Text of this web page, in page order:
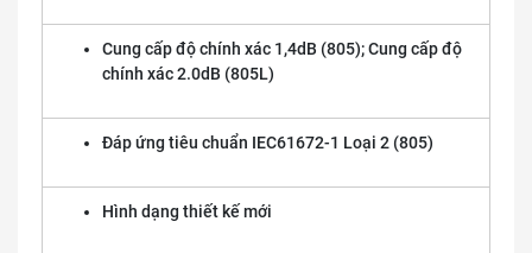
Cung cấp độ chính xác 1,4dB (805); Cung cấp độ
chính xác 2.0dB (805L)
Đáp ứng tiêu chuẩn IEC61672-1 Loại 2 (805)
Hình dạng thiết kế mới